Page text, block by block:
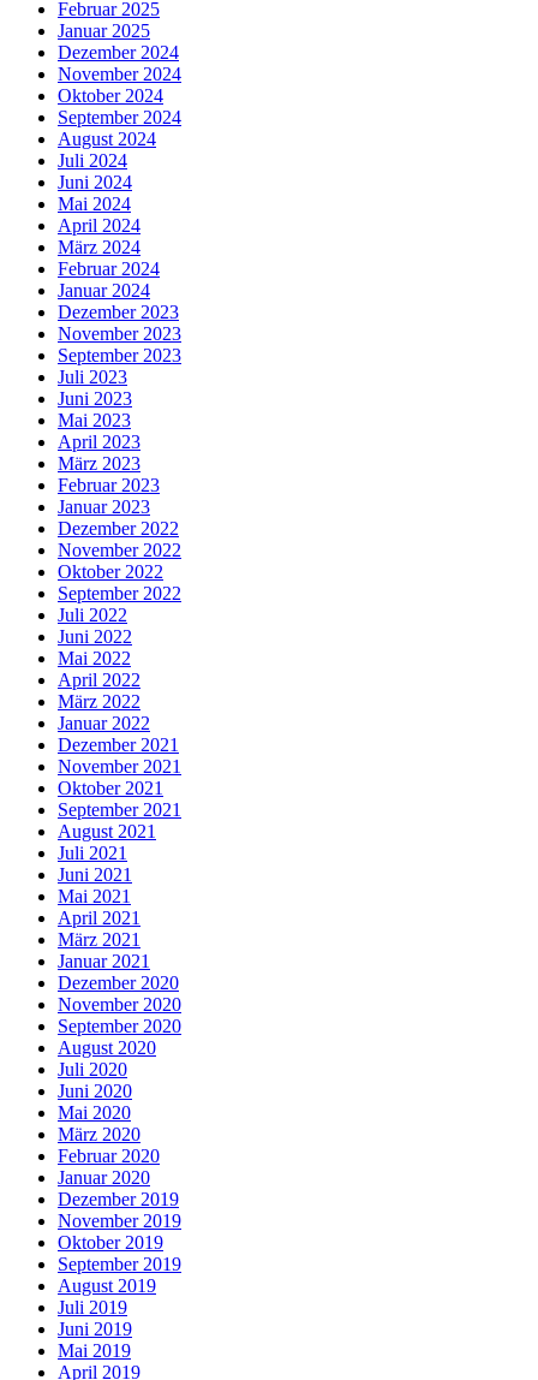
Februar 2025
Januar 2025
Dezember 2024
November 2024
Oktober 2024
September 2024
August 2024
Juli 2024
Juni 2024
Mai 2024
April 2024
März 2024
Februar 2024
Januar 2024
Dezember 2023
November 2023
September 2023
Juli 2023
Juni 2023
Mai 2023
April 2023
März 2023
Februar 2023
Januar 2023
Dezember 2022
November 2022
Oktober 2022
September 2022
Juli 2022
Juni 2022
Mai 2022
April 2022
März 2022
Januar 2022
Dezember 2021
November 2021
Oktober 2021
September 2021
August 2021
Juli 2021
Juni 2021
Mai 2021
April 2021
März 2021
Januar 2021
Dezember 2020
November 2020
September 2020
August 2020
Juli 2020
Juni 2020
Mai 2020
März 2020
Februar 2020
Januar 2020
Dezember 2019
November 2019
Oktober 2019
September 2019
August 2019
Juli 2019
Juni 2019
Mai 2019
April 2019